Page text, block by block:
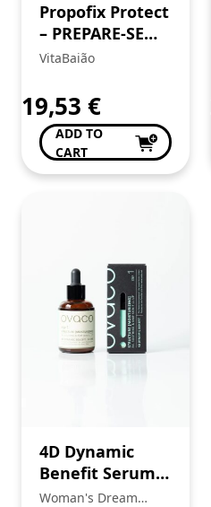
Propofix Protect
– PREPARE-SE
PARA O
VitaBaião
19,53 €
ADD TO
CART
4D Dynamic
Benefit Serum
Step 1
Woman's Dream